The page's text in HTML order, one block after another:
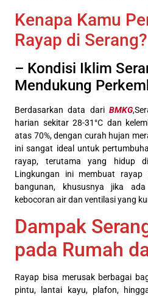
Kenapa Kamu
Rayap di Serang?
– Kondisi Iklim
Mendukung
Berdasarkan data dari BMKG
harian sekitar 28-31°C dan
atas 70%, dengan curah hujan
ini sangat ideal untuk
rayap, terutama yang hidup
Lingkungan ini membuat rayap
bangunan, khususnya jika
kebocoran air dan ventilasi yang
Dampak
pada Rumah
Rayap bisa merusak berbagai
pintu, lantai kayu, plafon,